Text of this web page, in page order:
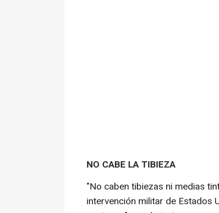
NO CABE LA TIBIEZA
"No caben tibiezas ni medias
intervención militar de Estados